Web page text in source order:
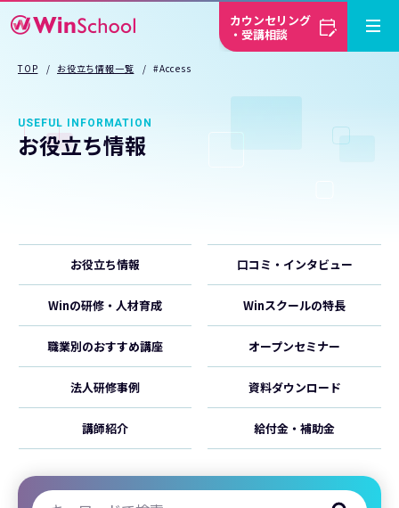
カウンセリング
・受講相談
TOP お役立ち情報一覧 #Access
USEFUL INFORMATION
お役立ち情報
お役立ち情報 口コミ・インタビュー
Winの研修・人材育成 Winスクールの特長
職業別のおすすめ講座 オープンセミナー
法人研修事例 資料ダウンロード
講師紹介 給付金・補助金